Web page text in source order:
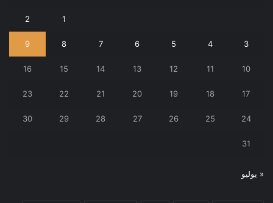
1
2
3
4
5
6
7
8
9
10
11
12
13
14
15
16
17
18
19
20
21
22
23
24
25
26
27
28
29
30
31
« يوليو